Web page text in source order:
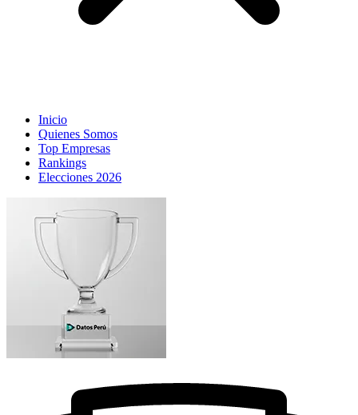
Inicio
Quienes Somos
Top Empresas
Rankings
Elecciones 2026